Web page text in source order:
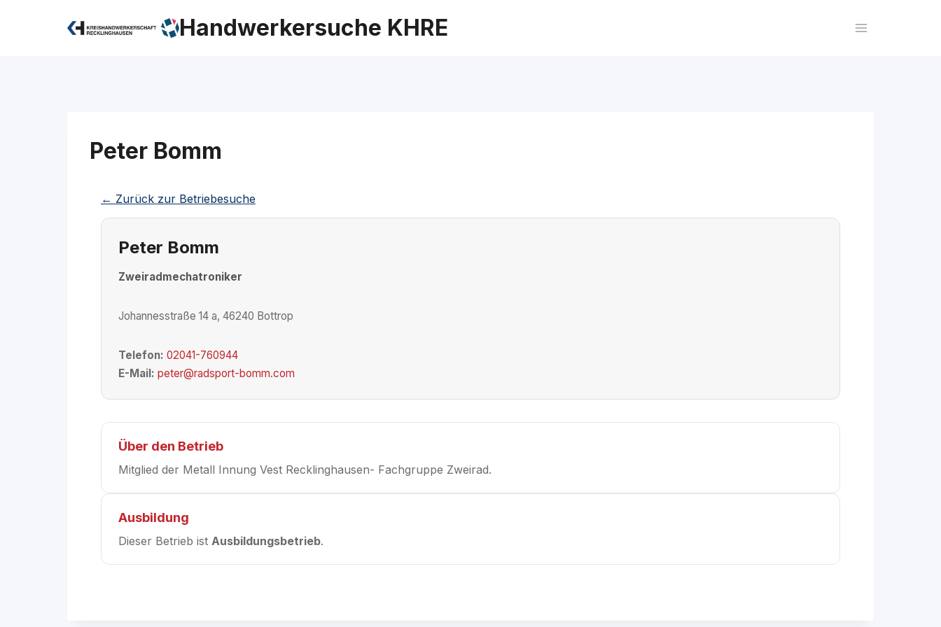
Handwerkersuche KHRE
Peter Bomm
← Zurück zur Betriebesuche
Peter Bomm
Zweiradmechatroniker
Johannesstraße 14 a, 46240 Bottrop
Telefon: 02041-760944
E-Mail: peter@radsport-bomm.com
Über den Betrieb
Mitglied der Metall Innung Vest Recklinghausen- Fachgruppe Zweirad.
Ausbildung
Dieser Betrieb ist Ausbildungsbetrieb.